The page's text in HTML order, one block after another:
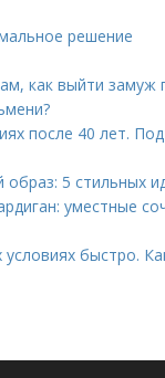
решение
как выйти замуж
после 40 лет.
5 стильных
уместные
быстро.